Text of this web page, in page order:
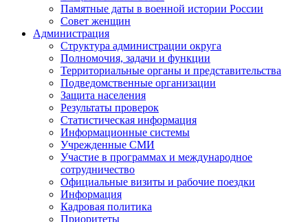
Памятные даты в военной истории России
Совет женщин
Администрация
Структура администрации округа
Полномочия, задачи и функции
Территориальные органы и представительства
Подведомственные организации
Защита населения
Результаты проверок
Статистическая информация
Информационные системы
Учрежденные СМИ
Участие в программах и международное
сотрудничество
Официальные визиты и рабочие поездки
Информация
Кадровая политика
Приоритеты